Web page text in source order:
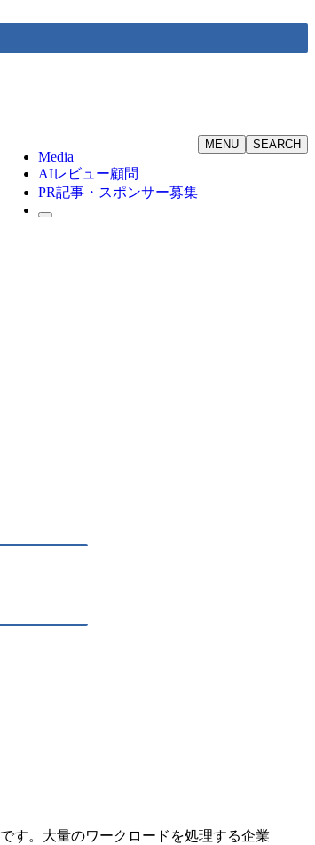
Media
AIレビュー顧問
PR記事・スポンサー募集
SEARCH
MENU
す。大量のワークロードを処理する企業